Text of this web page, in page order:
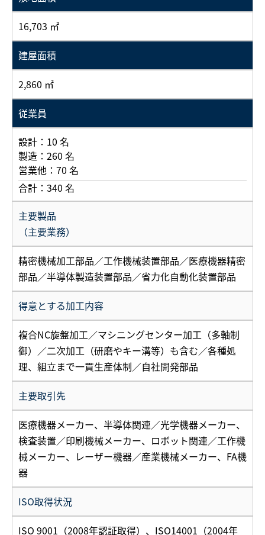
16,703 ㎡
建屋面積
2,860 ㎡
従業員
設計：10 名
製造：260 名
営業他：70 名
合計：340 名
主要製品
（主要業務）
精密機械加工部品／工作機械装置部品／医療機器精密
部品／半導体製造装置部品／省力化自動化装置部品
得意とする加工内容
複合NC旋盤加工／マシニングセンター加工（多軸制
御）／二次加工（研磨やキー溝等）も含む／各種処
理、組立まで一貫生産体制／自社開発部品
主要取引先
医療機器メーカー、半導体関連／光学機器メーカー、
検査装置／印刷機械メーカー、ロボット関連／工作機
械メーカー、レーザー機器／産業機械メーカー、FA機
器
ISO取得状況
ISO 9001（2008年認証取得）、ISO14001（2004年